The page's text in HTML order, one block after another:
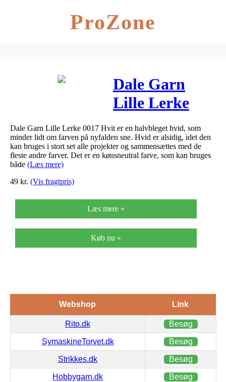
ProZone
Dale Garn
Lille Lerke
0017 Hvit
Dale Garn Lille Lerke 0017 Hvit er en halvbleget hvid, som
minder lidt om farven på nyfalden sne. Hvid er alsidig, idet den
kan bruges i stort set alle projekter og sammensættes med de
fleste andre farver. Det er en kønsneutral farve, som kan bruges
både (Læs mere)
49 kr. (Vis fragtpris)
Læs mere »
Køb nu »
Webshop Link
Rito.dk Besøg
SymaskineTorvet.dk Besøg
Strikkes.dk Besøg
Hobbygarn.dk Besøg